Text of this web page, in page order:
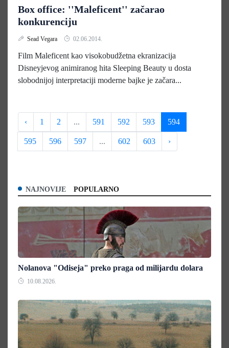
Box office: ''Maleficent'' začarao
konkurenciju
Sead Vegara 02.06.2014.
Film Maleficent kao visokobudžetna ekranizacija
Disneyjevog animiranog hita Sleeping Beauty u dosta
slobodnijoj interpretaciji moderne bajke je začara...
‹ 1 2 ... 591 592 593 594
595 596 597 ... 602 603 ›
NAJNOVIJE POPULARNO
Nolanova "Odiseja" preko praga od milijardu dolara
10.08.2026.